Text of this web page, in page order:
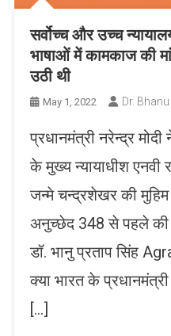
सर्वोच्च और उच्च
भाषाओं में कामकाज की
उठी थी
May 1, 2022 Dr.
प्रधानमंत्री नरेन्द्र
के मुख्य न्यायाधीश एनवी
जन्मे चन्द्रशेखर की
अनुच्छेद 348 से पहले की
डॉ. भानु प्रताप सिंह
क्या भारत के
[…]